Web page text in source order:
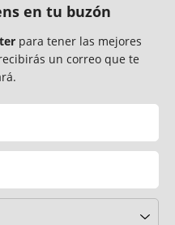
en tu buzón
para tener las mejores
un correo que te